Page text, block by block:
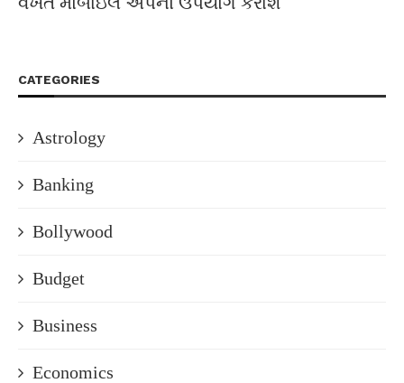
CATEGORIES
Astrology
Banking
Bollywood
Budget
Business
Economics